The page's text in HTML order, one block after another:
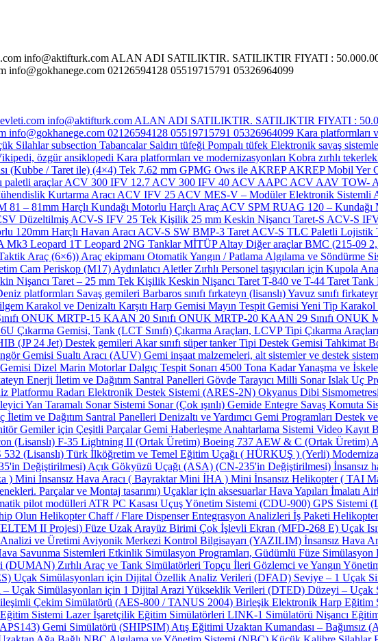
info@aktifturk.com ALAN ADI SATILIKTIR. SATILIKTIR FIYATI :
02126594128 05519715791 05326964099